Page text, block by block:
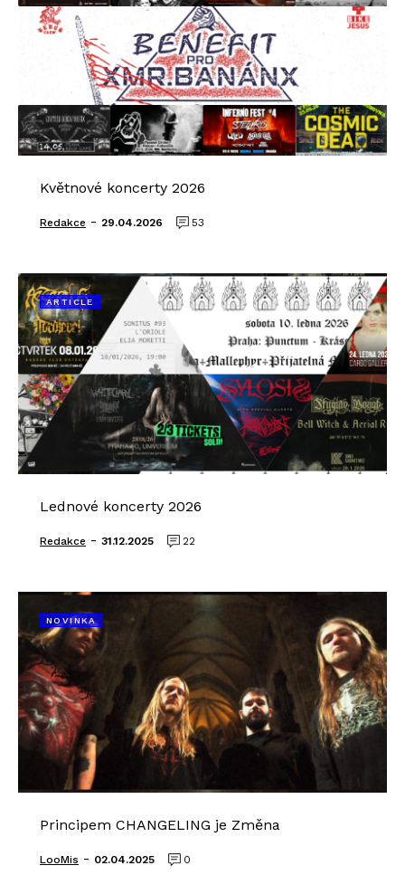
Květnové koncerty 2026
Redakce - 29.04.2026 53
ARTICLE
Lednové koncerty 2026
Redakce - 31.12.2025 22
NOVINKA
Principem CHANGELING je Změna
LooMis - 02.04.2025 0